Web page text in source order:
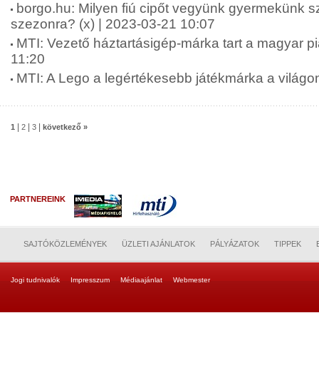
borgo.hu: Milyen fiú cipőt vegyünk gyermekünk
szezonra? (x) | 2023-03-21 10:07
MTI: Vezető háztartásigép-márka tart a magyar
11:20
MTI: A Lego a legértékesebb játékmárka a
1 2 3 következő »
PARTNEREINK
SAJTÓKÖZLEMÉNYEK ÜZLETI AJÁNLATOK PÁLYÁZATOK TIPPEK
Jogi tudnivalók Impresszum Médiaajánlat Webmester